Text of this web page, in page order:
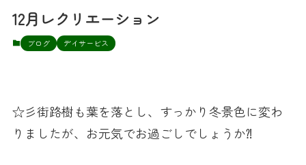
12月レクリエーション
ブログ デイサービス
☆彡街路樹も葉を落とし、すっかり冬景色に変わ
りましたが、お元気でお過ごしでしょうか⁈